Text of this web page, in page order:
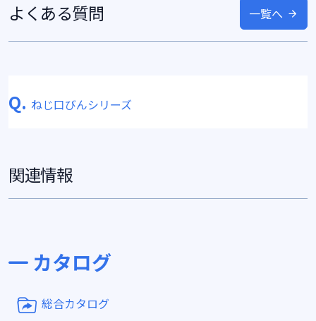
よくある質問 一覧へ
Q. ねじ口びんシリーズ
関連情報
カタログ
総合カタログ